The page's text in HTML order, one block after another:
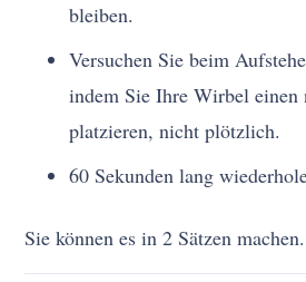
bleiben.
Versuchen Sie beim
indem Sie Ihre Wirbel einen
platzieren, nicht plötzlich.
60 Sekunden lang
Sie können es in 2 Sätzen machen.